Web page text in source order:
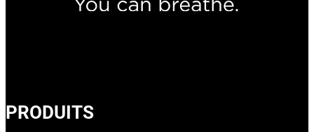
PRODUITS